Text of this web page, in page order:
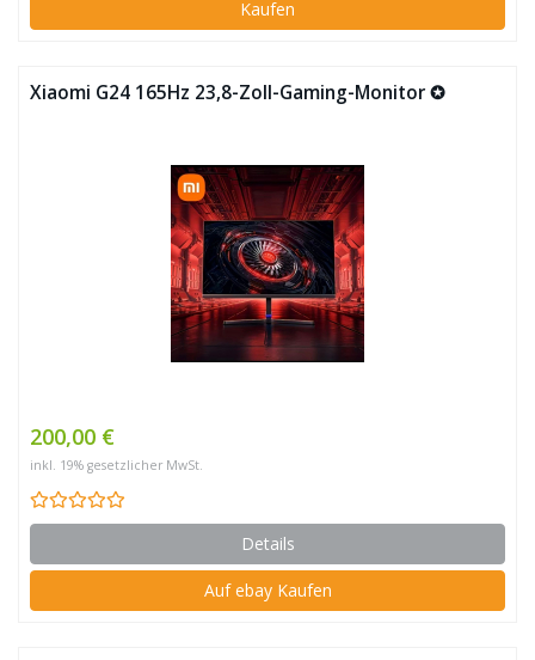
Kaufen
Xiaomi G24 165Hz 23,8-Zoll-Gaming-Monitor ✪
200,00 €
inkl. 19% gesetzlicher MwSt.
Details
Auf ebay Kaufen